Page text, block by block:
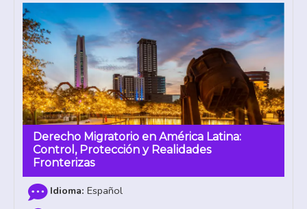
Derecho Migratorio en América Latina:
Control, Protección y Realidades
Fronterizas
Español